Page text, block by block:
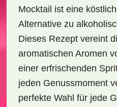
Mocktail ist eine
Alternative zu
Dieses Rezept vereint
aromatischen Aromen
einer erfrischenden
jeden Genussmoment
perfekte Wahl für jede